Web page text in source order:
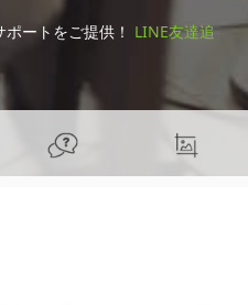
ートをご提供！ LINE友達追